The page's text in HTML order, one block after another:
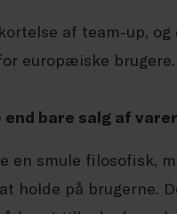
af team-up,
europæiske brugere.
bare salg af varer
en smule filosofisk,
holde på brugerne.